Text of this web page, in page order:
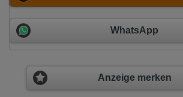
WhatsApp
Anzeige merken